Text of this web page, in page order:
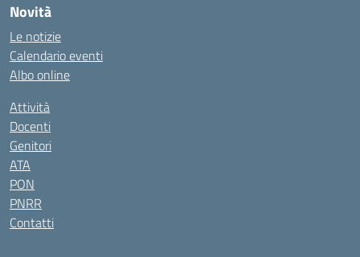
Novità
Le notizie
Calendario eventi
Albo online
Attività
Docenti
Genitori
ATA
PON
PNRR
Contatti